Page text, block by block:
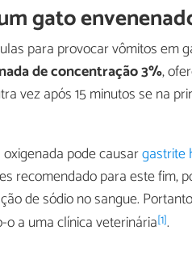
gato
para provocar vômitos em
de concentração 3%,
vez após 15 minutos se na
pode causargastrite
recomendado para este fim,
de sódio no sangue.
a uma clínica veterinária[1].